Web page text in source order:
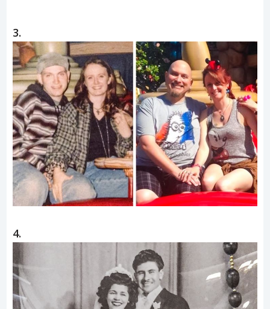
3.
4.